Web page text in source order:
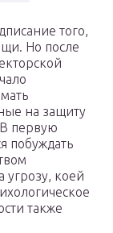
того,
Но после
на защиту
первую
побуждать
угрозу, коей
также